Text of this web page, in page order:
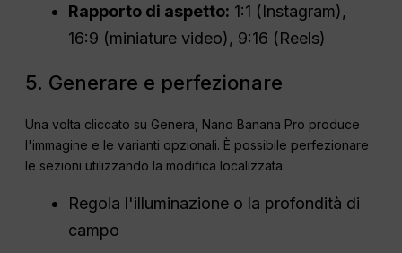
Rapporto di aspetto: 1:1 (Instagram),
16:9 (miniature video), 9:16 (Reels)
5. Generare e perfezionare
Una volta cliccato su Genera, Nano Banana Pro produce
l'immagine e le varianti opzionali. È possibile perfezionare
le sezioni utilizzando la modifica localizzata:
Regola l'illuminazione o la profondità di
campo